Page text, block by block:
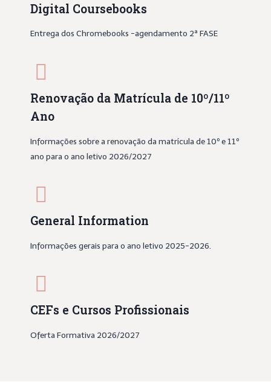
Digital Coursebooks
Entrega dos Chromebooks -agendamento 2ª FASE
Renovação da Matrícula de 10º/11º
Ano
Informações sobre a renovação da matrícula de 10º e 11º
ano para o ano letivo 2026/2027
General Information
Informações gerais para o ano letivo 2025-2026.
CEFs e Cursos Profissionais
Oferta Formativa 2026/2027